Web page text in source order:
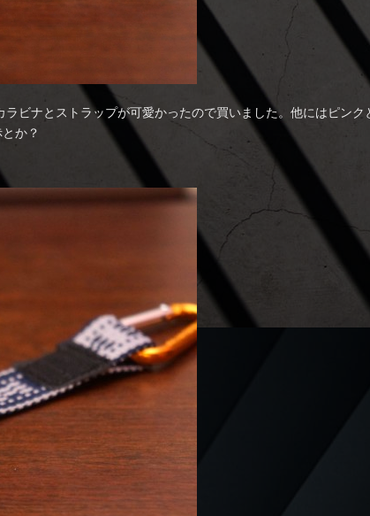
ビナとストラップが可愛かったので買いました。他にはピン
か？